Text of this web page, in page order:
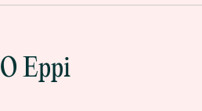
O Eppi